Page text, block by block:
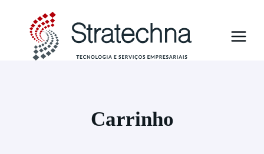
Carrinho